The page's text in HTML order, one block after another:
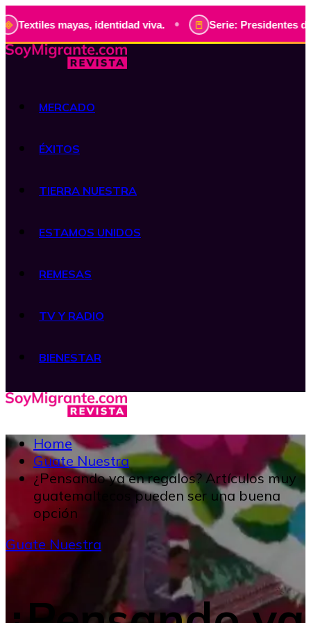
mayas, identidad viva. • Serie: Presidentes de
MERCADO
ÉXITOS
TIERRA NUESTRA
ESTAMOS UNIDOS
REMESAS
TV Y RADIO
BIENESTAR
Home
Guate Nuestra
¿Pensando ya en regalos? Artículos muy
guatemaltecos pueden ser una buena
opción
Guate Nuestra